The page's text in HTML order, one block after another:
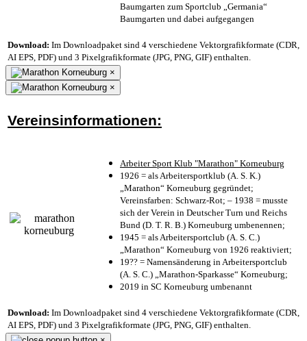
Baumgarten zum Sportclub „Germania“
Baumgarten und dabei aufgegangen
Download: Im Downloadpaket sind 4 verschiedene Vektorgrafikformate (CDR,
AI EPS, PDF) und 3 Pixelgrafikformate (JPG, PNG, GIF) enthalten.
×
×
Vereinsinformationen:
Arbeiter Sport Klub "Marathon" Korneuburg
1926 = als Arbeitersportklub (A. S. K.)
„Marathon“ Korneuburg gegründet;
Vereinsfarben: Schwarz-Rot; – 1938 = musste
sich der Verein in Deutscher Turn und Reichs
Bund (D. T. R. B.) Korneuburg umbenennen;
1945 = als Arbeitersportclub (A. S. C.)
„Marathon“ Korneuburg von 1926 reaktiviert;
19?? = Namensänderung in Arbeitersportclub
(A. S. C.) „Marathon-Sparkasse“ Korneuburg;
2019 in SC Korneuburg umbenannt
Download: Im Downloadpaket sind 4 verschiedene Vektorgrafikformate (CDR,
AI EPS, PDF) und 3 Pixelgrafikformate (JPG, PNG, GIF) enthalten.